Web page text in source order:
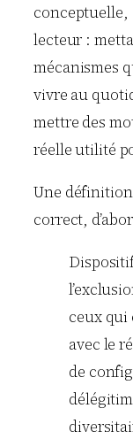
conceptuelle,
lecteur :
mécanismes
vivre au
mettre des
réelle utilité
Une définition
correct,
ceux qui
avec le
de